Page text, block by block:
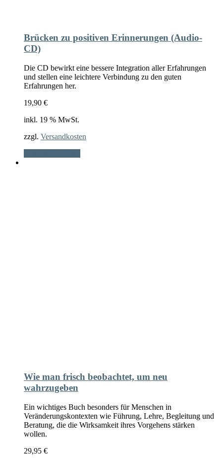
Brücken zu positiven Erinnerungen (Audio-
CD)
Die CD bewirkt eine bessere Integration aller Erfahrungen
und stellen eine leichtere Verbindung zu den guten
Erfahrungen her.
19,90 €
inkl. 19 % MwSt.
zzgl. Versandkosten
Wie man frisch beobachtet, um neu
wahrzugeben
Ein wichtiges Buch besonders für Menschen in
Veränderungskontexten wie Führung, Lehre, Begleitung und
Beratung, die die Wirksamkeit ihres Vorgehens stärken
wollen.
29,95 €